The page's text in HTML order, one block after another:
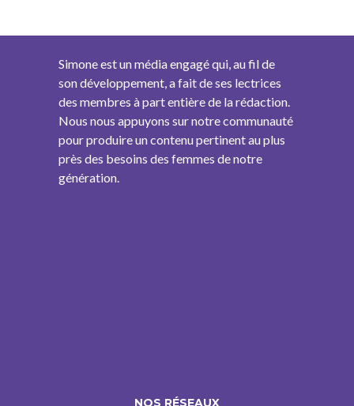
Simone est un média engagé qui, au fil de
son développement, a fait de ses lectrices
des membres à part entière de la rédaction.
Nous nous appuyons sur notre communauté
pour produire un contenu pertinent au plus
près des besoins des femmes de notre
génération.
NOS RÉSEAUX